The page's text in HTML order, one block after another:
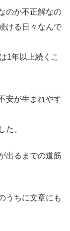
のか不正解なの
ける日々なんで
1年以上続くこ
安が生まれやす
た。
出るまでの道筋
うちに文章にも